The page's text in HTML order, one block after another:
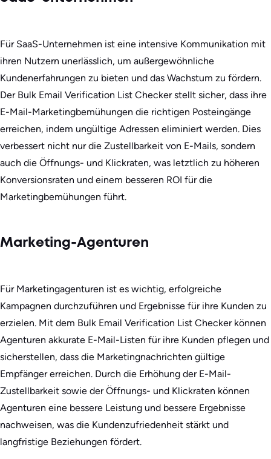
Für SaaS-Unternehmen ist eine intensive Kommunikation mit
ihren Nutzern unerlässlich, um außergewöhnliche
Kundenerfahrungen zu bieten und das Wachstum zu fördern.
Der Bulk Email Verification List Checker stellt sicher, dass ihre
E-Mail-Marketingbemühungen die richtigen Posteingänge
erreichen, indem ungültige Adressen eliminiert werden. Dies
verbessert nicht nur die Zustellbarkeit von E-Mails, sondern
auch die Öffnungs- und Klickraten, was letztlich zu höheren
Konversionsraten und einem besseren ROI für die
Marketingbemühungen führt.
Marketing-Agenturen
Für Marketingagenturen ist es wichtig, erfolgreiche
Kampagnen durchzuführen und Ergebnisse für ihre Kunden zu
erzielen. Mit dem Bulk Email Verification List Checker können
Agenturen akkurate E-Mail-Listen für ihre Kunden pflegen und
sicherstellen, dass die Marketingnachrichten gültige
Empfänger erreichen. Durch die Erhöhung der E-Mail-
Zustellbarkeit sowie der Öffnungs- und Klickraten können
Agenturen eine bessere Leistung und bessere Ergebnisse
nachweisen, was die Kundenzufriedenheit stärkt und
langfristige Beziehungen fördert.